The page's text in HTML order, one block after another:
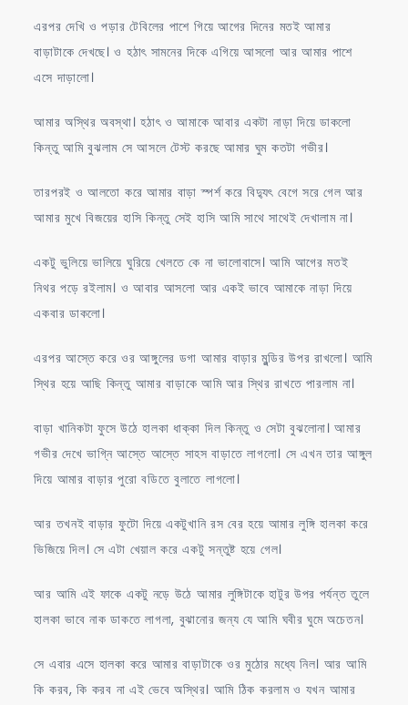
এরপর দেখি ও পড়ার টেবিলের পাশে গিয়ে আগের দিনের মতই আমার
বাড়াটাকে দেখছে। ও হঠাৎ সামনের দিকে এগিয়ে আসলো আর আমার পাশে
এসে দাড়ালো।
আমার অস্থির অবস্থা। হঠাৎ ও আমাকে আবার একটা নাড়া দিয়ে ডাকলো
কিন্তু আমি বুঝলাম সে আসলে টেস্ট করছে আমার ঘুম কতটা গভীর।
তারপরই ও আলতো করে আমার বাড়া স্পর্শ করে বিদ্যুৎ বেগে সরে গেল আর
আমার মুখে বিজয়ের হাসি কিন্তু সেই হাসি আমি সাথে সাথেই দেখালাম না।
একটু ভুলিয়ে ভালিয়ে ঘুরিয়ে খেলতে কে না ভালোবাসে। আমি আগের মতই
নিথর পড়ে রইলাম। ও আবার আসলো আর একই ভাবে আমাকে নাড়া দিয়ে
একবার ডাকলো।
এরপর আস্তে করে ওর আঙ্গুলের ডগা আমার বাড়ার মুন্ডির উপর রাখলো। আমি
স্থির হয়ে আছি কিন্তু আমার বাড়াকে আমি আর স্থির রাখতে পারলাম না।
বাড়া খানিকটা ফুসে উঠে হালকা ধাক্কা দিল কিন্তু ও সেটা বুঝলোনা। আমার
গভীর দেখে ভাগ্নি আস্তে আস্তে সাহস বাড়াতে লাগলো। সে এখন তার আঙ্গুল
দিয়ে আমার বাড়ার পুরো বডিতে বুলাতে লাগলো।
আর তখনই বাড়ার ফুটো দিয়ে একটুখানি রস বের হয়ে আমার লুঙ্গি হালকা করে
ভিজিয়ে দিল। সে এটা খেয়াল করে একটু সন্তুষ্ট হয়ে গেল।
আর আমি এই ফাকে একটু নড়ে উঠে আমার লুঙ্গিটাকে হাটুর উপর পর্যন্ত তুলে
হালকা ভাবে নাক ডাকতে লাগলা, বুঝানোর জন্য যে আমি ঘবীর ঘুমে অচেতন।
সে এবার এসে হালকা করে আমার বাড়াটাকে ওর মুঠোর মধ্যে নিল। আর আমি
কি করব, কি করব না এই ভেবে অস্থির। আমি ঠিক করলাম ও যখন আমার